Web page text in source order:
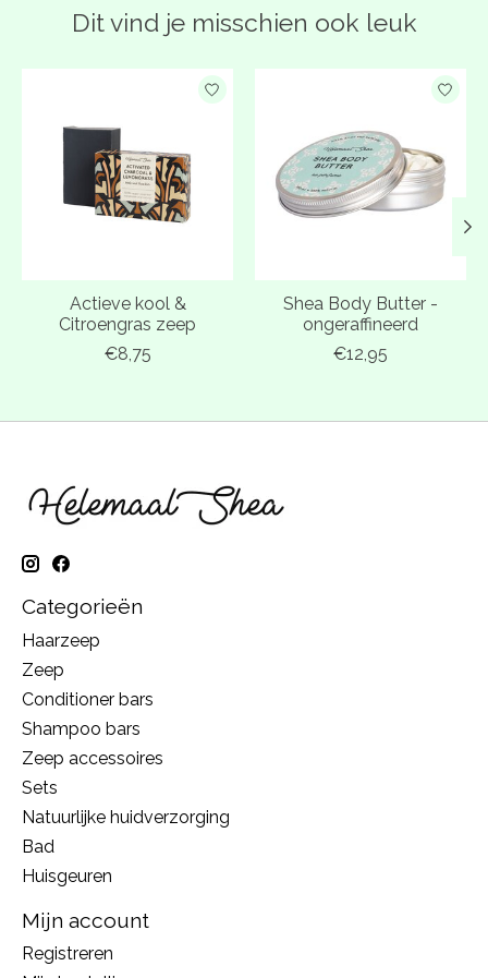
Dit vind je misschien ook leuk
Items van productcarrousel
Actieve kool &
Citroengras zeep
€8,75
Shea Body Butter -
ongeraffineerd
€12,95
Categorieën
Haarzeep
Zeep
Conditioner bars
Shampoo bars
Zeep accessoires
Sets
Natuurlijke huidverzorging
Bad
Huisgeuren
Mijn account
Registreren